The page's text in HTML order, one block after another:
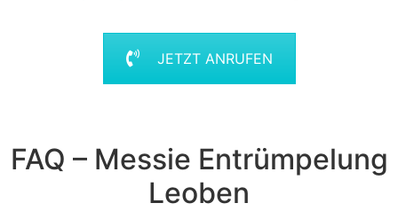
JETZT ANRUFEN
FAQ – Messie Entrümpelung
Leoben